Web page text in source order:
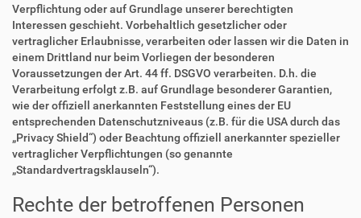
Verpflichtung oder auf Grundlage unserer berechtigten
Interessen geschieht. Vorbehaltlich gesetzlicher oder
vertraglicher Erlaubnisse, verarbeiten oder lassen wir die Daten in
einem Drittland nur beim Vorliegen der besonderen
Voraussetzungen der Art. 44 ff. DSGVO verarbeiten. D.h. die
Verarbeitung erfolgt z.B. auf Grundlage besonderer Garantien,
wie der offiziell anerkannten Feststellung eines der EU
entsprechenden Datenschutzniveaus (z.B. für die USA durch das
„Privacy Shield“) oder Beachtung offiziell anerkannter spezieller
vertraglicher Verpflichtungen (so genannte
„Standardvertragsklauseln“).
Rechte der betroffenen Personen